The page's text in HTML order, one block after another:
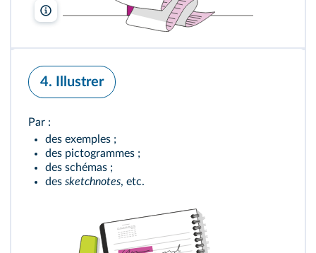
4. Illustrer
Par :
des exemples ;
des pictogrammes ;
des schémas ;
des sketchnotes, etc.